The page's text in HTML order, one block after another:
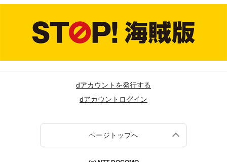
dアカウントを発行する
dアカウントログイン
ページトップへ